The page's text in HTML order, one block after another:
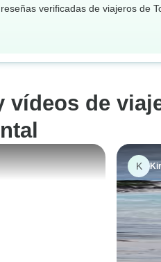
verificadas de viajeros de
vídeos de
K